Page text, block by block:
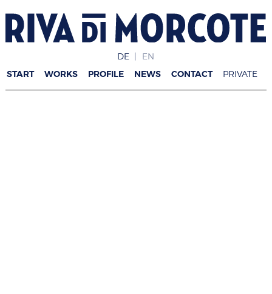
DE EN
START WORKS PROFILE NEWS CONTACT PRIVATE